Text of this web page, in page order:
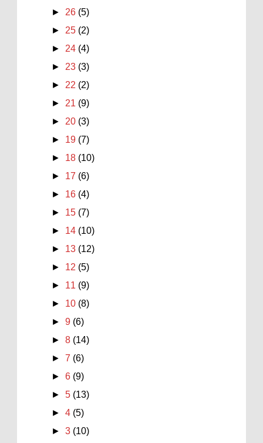
► 26 (5)
► 25 (2)
► 24 (4)
► 23 (3)
► 22 (2)
► 21 (9)
► 20 (3)
► 19 (7)
► 18 (10)
► 17 (6)
► 16 (4)
► 15 (7)
► 14 (10)
► 13 (12)
► 12 (5)
► 11 (9)
► 10 (8)
►9 (6)
►8 (14)
►7 (6)
►6 (9)
►5 (13)
►4 (5)
►3 (10)